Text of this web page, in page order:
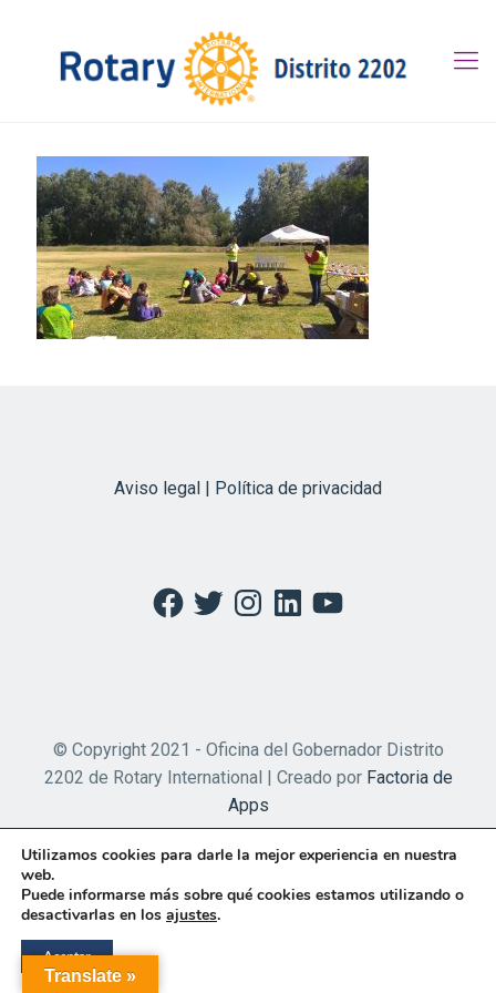
Aviso legal | Política de privacidad
Facebook
TwitterInstagramLinkedInYouTube
© Copyright 2021 - Oficina del Gobernador Distrito
2202 de Rotary International | Creado por Factoria de
Apps
Translate »
Utilizamos cookies para darle la mejor experiencia en nuestra
web.
Puede informarse más sobre qué cookies estamos utilizando o
desactivarlas en los ajustes.
Aceptar